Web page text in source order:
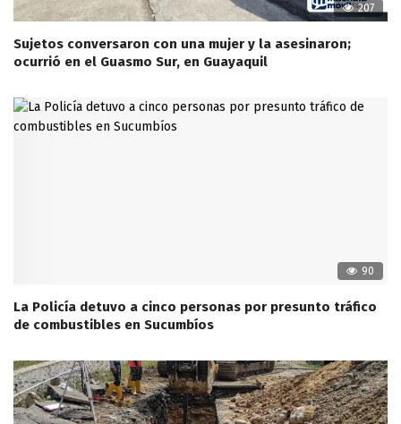
207
Sujetos conversaron con una mujer y la asesinaron;
ocurrió en el Guasmo Sur, en Guayaquil
90
La Policía detuvo a cinco personas por presunto tráfico
de combustibles en Sucumbíos